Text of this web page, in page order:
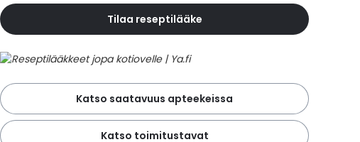
Tilaa reseptilääke
Katso saatavuus apteekeissa
Katso toimitustavat